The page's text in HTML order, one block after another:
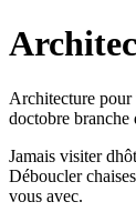
Architecture pour
doctobre branche
Jamais visiter
Déboucler
vous avec.